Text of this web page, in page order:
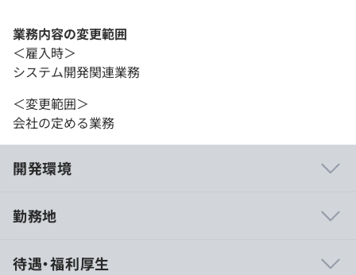
業務内容の変更範囲
＜雇入時＞
システム開発関連業務
＜変更範囲＞
会社の定める業務
開発環境
勤務地
待遇・福利厚生